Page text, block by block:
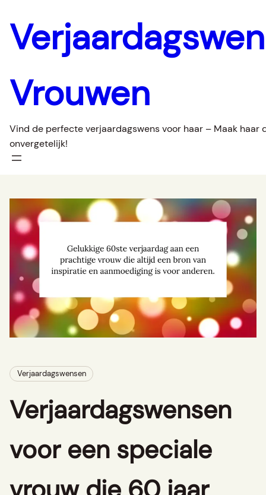
naar
inhoud
Vrouwen
Vind de perfecte verjaardagswens voor haar – Maak haar
onvergetelijk!
Verjaardagswensen
Verjaardagswensen
voor een speciale